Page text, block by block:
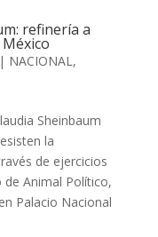
refinería a
| NACIONAL,
Sheinbaum
la
de ejercicios
de Animal Político,
Palacio Nacional